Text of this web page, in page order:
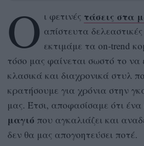
Ο ι φετινές τάσεις στα
απίστευτα
εκτιμάμε τα on-trend
τόσο μας φαίνεται σωστό το να
κλασικά και διαχρονικά στυλ
κρατήσουμε για χρόνια στην
μας. Έτσι, αποφασίσαμε ότι ένα
μαγιό που αγκαλιάζει και
δεν θα μας απογοητεύσει ποτέ.